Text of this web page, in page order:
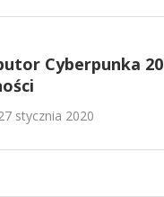
Cyberpunka
stycznia 2020